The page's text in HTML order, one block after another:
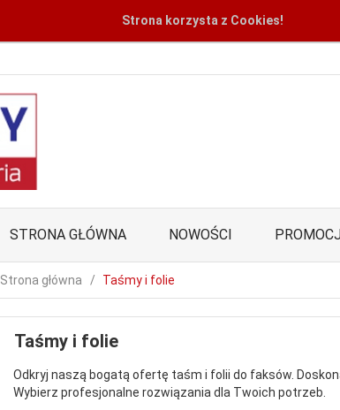
Strona korzysta z Cookies!
STRONA GŁÓWNA NOWOŚCI
Strona główna Taśmy i folie
Taśmy i folie
Odkryj naszą bogatą ofertę taśm i folii do faksów.
Wybierz profesjonalne rozwiązania dla Twoich potrzeb.